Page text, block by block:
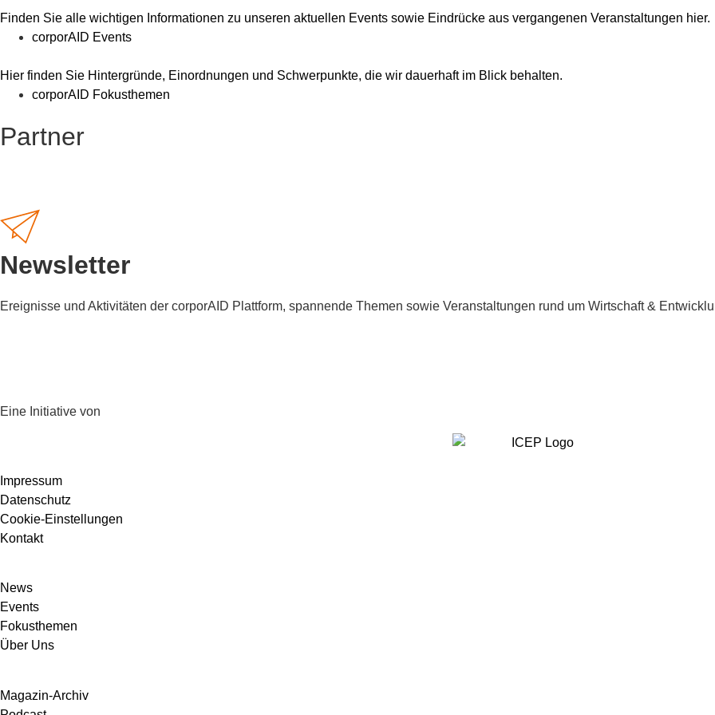
Finden Sie alle wichtigen Informationen zu unseren aktuellen Events sowie Eindrücke aus vergangenen Veranstaltungen hier.
corporAID Events
Hier finden Sie Hintergründe, Einordnungen und Schwerpunkte, die wir dauerhaft im Blick behalten.
corporAID Fokusthemen
Partner
Newsletter
Ereignisse und Aktivitäten der corporAID Plattform, spannende Themen sowie Veranstaltungen rund um Wirtschaft &
Eine Initiative von
Impressum
Datenschutz
Cookie-Einstellungen
Kontakt
News
Events
Fokusthemen
Über Uns
Magazin-Archiv